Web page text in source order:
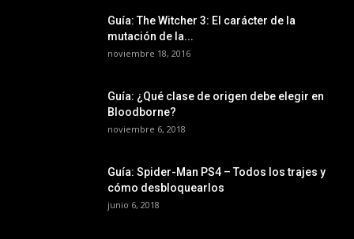
Guía: The Witcher 3: El carácter de la
mutación de la...
noviembre 18, 2016
Guía: ¿Qué clase de origen debe elegir en
Bloodborne?
noviembre 6, 2018
Guía: Spider-Man PS4 – Todos los trajes y
cómo desbloquearlos
junio 6, 2018